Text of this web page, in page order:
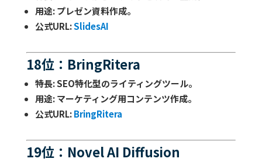
用途: プレゼン資料作成。
公式URL:SlidesAI
18位：BringRitera
特長: SEO特化型のライティングツール。
用途: マーケティング用コンテンツ作成。
公式URL:BringRitera
19位：Novel AI Diffusion